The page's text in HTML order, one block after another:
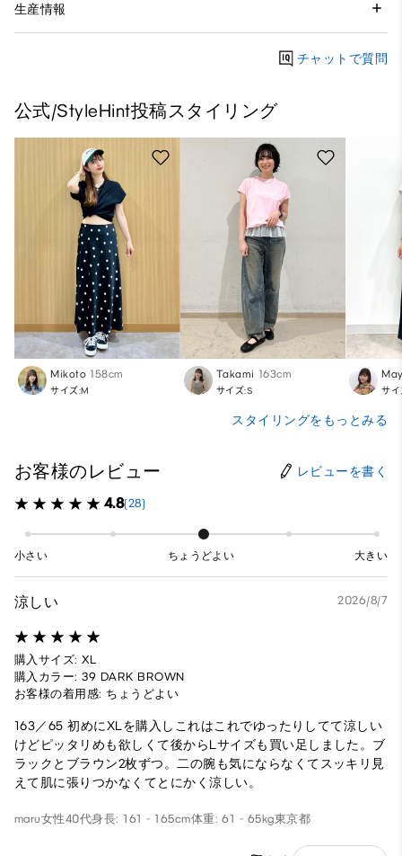
生産情報
チャットで質問
公式/StyleHint投稿スタイリング
Mikoto 158cm
サイズ:M
Takami 163cm
サイズ:S サ
スタイリングをもっとみる
お客様のレビュー レビューを書く
4.8(28)
小さい ちょうどよい 大きい
涼しい 2026/8/7
購入サイズ: XL
購入カラー: 39 DARK BROWN
お客様の着用感: ちょうどよい
163／65 初めにXLを購入しこれはこれでゆったりしてて涼しい
けどピッタリめも欲しくて後からLサイズも買い足しました。ブ
ラックとブラウン2枚ずつ。二の腕も気にならなくてスッキリ見
えて肌に張りつかなくてとにかく涼しい。
maru女性40代身長: 161 - 165cm体重: 61 - 65kg東京都